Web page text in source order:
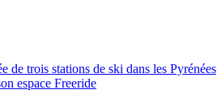
de trois stations de ski dans les Pyrénées
espace Freeride